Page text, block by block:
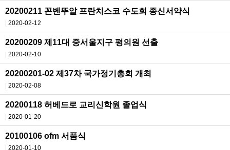
20200211 꼰벤뚜알 프란치스코 수도회 종신서약식
2020-02-12
20200209 제11대 중서울지구 평의원 선출
2020-02-10
20200201-02 제37차 국가정기총회 개최
2020-02-08
20200118 허베드로 교리신학원 졸업식
2020-01-20
20100106 ofm 서품식
2020-01-10